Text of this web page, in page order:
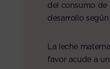
del consumo de
desarrollo
La leche
favor acude a